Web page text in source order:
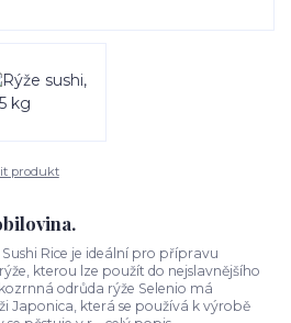
produkt
Rice je ideální pro přípravu
kterou lze použít do nejslavnějšího
odrůda rýže Selenio má
Japonica, která se používá k výrobě